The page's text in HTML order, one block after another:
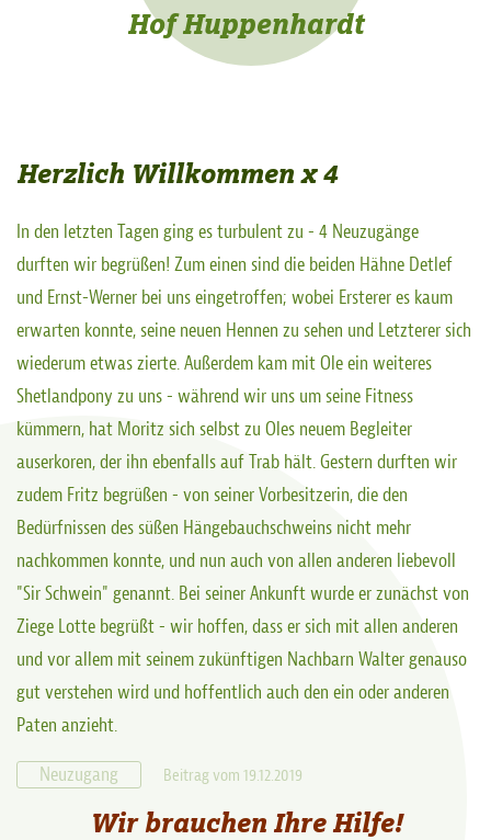
Hof Huppenhardt
Herzlich Willkommen x 4
In den letzten Tagen ging es turbulent zu - 4 Neuzugänge
durften wir begrüßen! Zum einen sind die beiden Hähne Detlef
und Ernst-Werner bei uns eingetroffen; wobei Ersterer es kaum
erwarten konnte, seine neuen Hennen zu sehen und Letzterer sich
wiederum etwas zierte. Außerdem kam mit Ole ein weiteres
Shetlandpony zu uns - während wir uns um seine Fitness
kümmern, hat Moritz sich selbst zu Oles neuem Begleiter
auserkoren, der ihn ebenfalls auf Trab hält. Gestern durften wir
zudem Fritz begrüßen - von seiner Vorbesitzerin, die den
Bedürfnissen des süßen Hängebauchschweins nicht mehr
nachkommen konnte, und nun auch von allen anderen liebevoll
"Sir Schwein" genannt. Bei seiner Ankunft wurde er zunächst von
Ziege Lotte begrüßt - wir hoffen, dass er sich mit allen anderen
und vor allem mit seinem zukünftigen Nachbarn Walter genauso
gut verstehen wird und hoffentlich auch den ein oder anderen
Paten anzieht.
Neuzugang
Beitrag vom 19.12.2019
Wir brauchen Ihre Hilfe!